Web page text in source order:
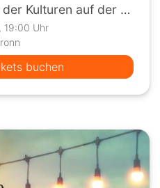
Sommerabend der Kulturen auf der Fährlebühne
19:00 Uhr
buchen